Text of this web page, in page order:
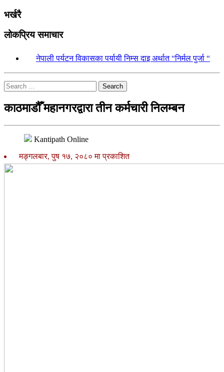
भर्खरै
लोकप्रिय समाचार
नेपाली पर्यटन विकासका पर्यायी निम्स दाइ अर्थात “निर्मल पुर्जा “
Search
काठमाडौँ महानगरद्वारा तीन कर्मचारी निलम्बन
Kantipath Online
मङ्गलबार, पुष १७, २०८० मा प्रकाशित